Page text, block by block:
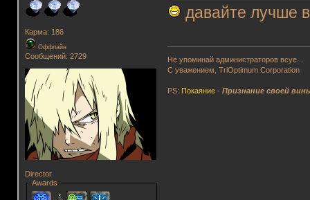
Карма: 186
Оффлайн
Сообщений: 2729
Director
Awards
давайте лучше
Не упоминай администраторов всуе...
С уважением, TriOptimum Corporation
PS: Покаяние -Признание своей